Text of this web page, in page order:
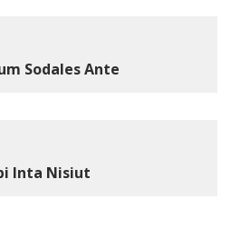
Sodales Ante
Inta Nisiut